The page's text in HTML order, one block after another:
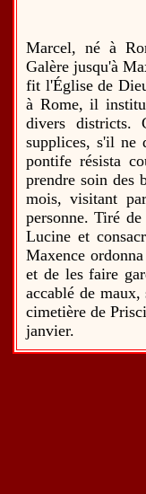
Marcel, né à
Galère jusqu'à
fit l'Église de
à Rome, il
divers districts.
supplices, s'il ne
pontife résista
prendre soin des
mois, visitant
personne. Tiré
Lucine et
Maxence
et de les faire
accablé de
cimetière de
janvier.